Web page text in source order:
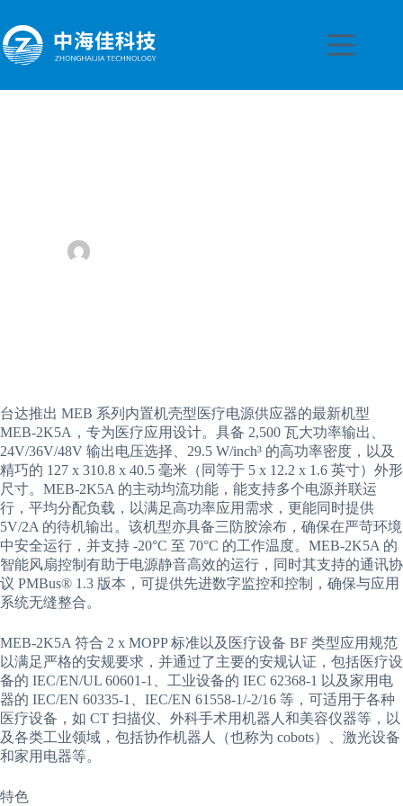
至
内
容
台达推出 MEB 系列内置机壳型医疗电源供应器的最新机型
MEB-2K5A，专为医疗应用设计。具备 2,500 瓦大功率输出、
24V/36V/48V 输出电压选择、29.5 W/inch³ 的高功率密度，以及
精巧的 127 x 310.8 x 40.5 毫米（同等于 5 x 12.2 x 1.6 英寸）外形
尺寸。MEB-2K5A 的主动均流功能，能支持多个电源并联运
行，平均分配负载，以满足高功率应用需求，更能同时提供
5V/2A 的待机输出。该机型亦具备三防胶涂布，确保在严苛环境
中安全运行，并支持 -20°C 至 70°C 的工作温度。MEB-2K5A 的
智能风扇控制有助于电源静音高效的运行，同时其支持的通讯协
议 PMBus® 1.3 版本，可提供先进数字监控和控制，确保与应用
系统无缝整合。
MEB-2K5A 符合 2 x MOPP 标准以及医疗设备 BF 类型应用规范
以满足严格的安规要求，并通过了主要的安规认证，包括医疗设
备的 IEC/EN/UL 60601-1、工业设备的 IEC 62368-1 以及家用电
器的 IEC/EN 60335-1、IEC/EN 61558-1/-2/16 等，可适用于各种
医疗设备，如 CT 扫描仪、外科手术用机器人和美容仪器等，以
及各类工业领域，包括协作机器人（也称为 cobots）、激光设备
和家用电器等。
特色